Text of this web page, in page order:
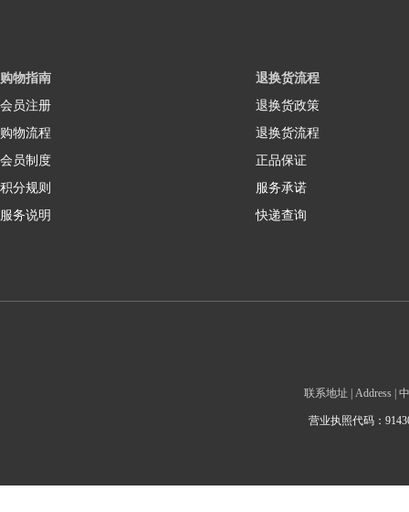
购物指南
会员注册
购物流程
会员制度
积分规则
服务说明
退换货流程
退换货政策
退换货流程
正品保证
服务承诺
快递查询
联系地址 | Address |
营业执照代码：